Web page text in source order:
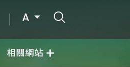
A
相關網站